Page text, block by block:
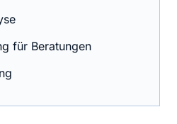
für Beratungen